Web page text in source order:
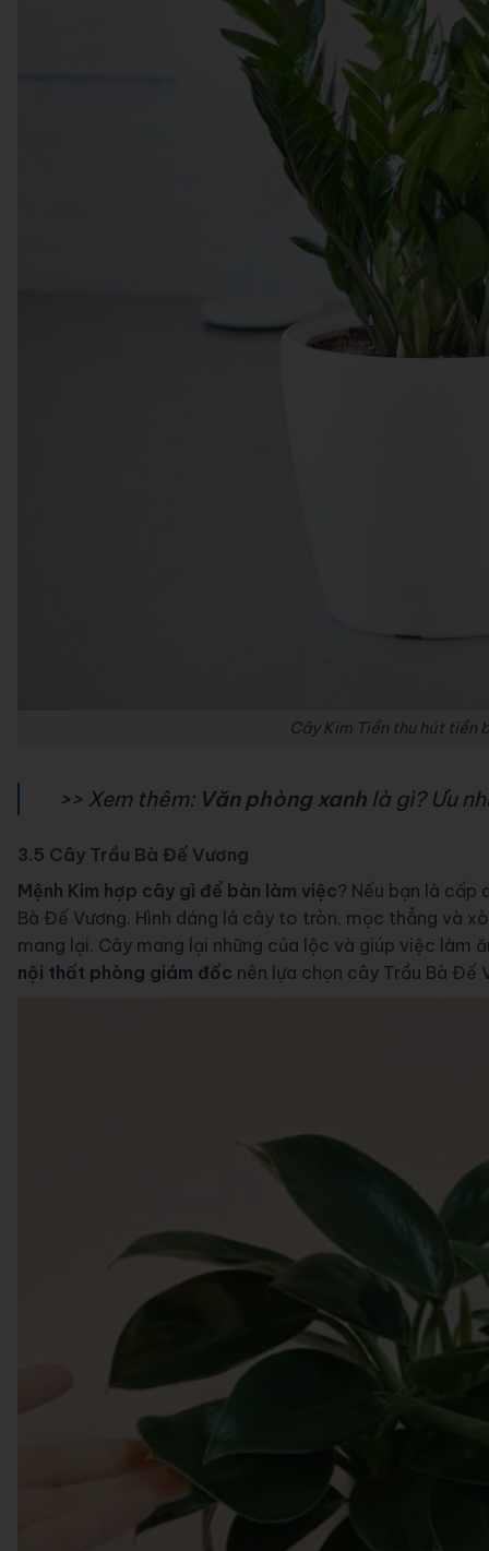
Cây Kim Tiền thu hút tiền
>> Xem thêm: Văn phòng xanh là gì? Ưu
3.5 Cây Trầu Bà Đế Vương
Mệnh Kim hợp cây gì để bàn làm việc? Nếu bạn là cấp
Bà Đế Vương. Hình dáng lá cây to tròn, mọc thẳng và
mang lại. Cây mang lại những của lộc và giúp việc làm
nội thất phòng giám đốc nên lựa chọn cây Trầu Bà Đế